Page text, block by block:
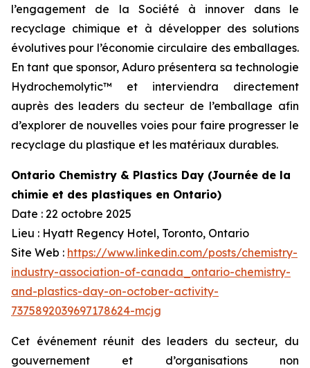
l’engagement de la Société à innover dans le
recyclage chimique et à développer des solutions
évolutives pour l’économie circulaire des emballages.
En tant que sponsor, Aduro présentera sa technologie
Hydrochemolytic™ et interviendra directement
auprès des leaders du secteur de l’emballage afin
d’explorer de nouvelles voies pour faire progresser le
recyclage du plastique et les matériaux durables.
Ontario Chemistry & Plastics Day (Journée de la
chimie et des plastiques en Ontario)
Date : 22 octobre 2025
Lieu : Hyatt Regency Hotel, Toronto, Ontario
Site Web : https://www.linkedin.com/posts/chemistry-
industry-association-of-canada_ontario-chemistry-
and-plastics-day-on-october-activity-
7375892039697178624-mcjg
Cet événement réunit des leaders du secteur, du
gouvernement et d’organisations non